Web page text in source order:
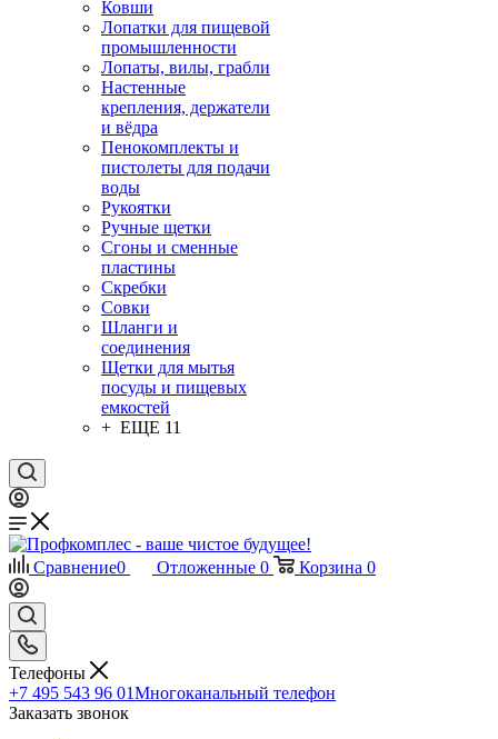
Ковши
Лопатки для пищевой
промышленности
Лопаты, вилы, грабли
Настенные
крепления, держатели
и вёдра
Пенокомплекты и
пистолеты для подачи
воды
Рукоятки
Ручные щетки
Сгоны и сменные
пластины
Скребки
Совки
Шланги и
соединения
Щетки для мытья
посуды и пищевых
емкостей
+ ЕЩЕ 11
Сравнение0 Отложенные 0 Корзина 0
Телефоны
+7 495 543 96 01Многоканальный телефон
Заказать звонок